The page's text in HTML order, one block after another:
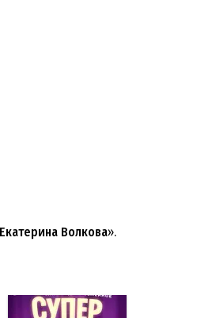
Екатерина Волкова».